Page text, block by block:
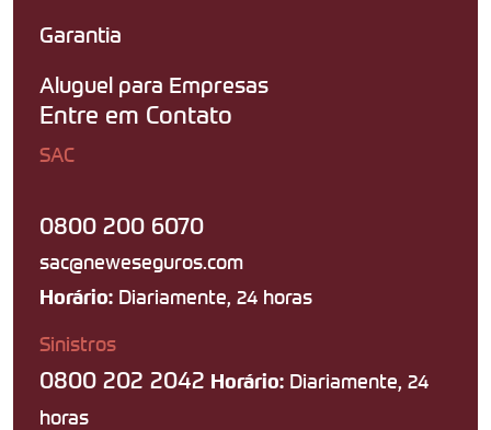
Garantia
Aluguel para Empresas
Entre em Contato
SAC
0800 200 6070
sac@neweseguros.com
Horário: Diariamente, 24 horas
Sinistros
0800 202 2042 Horário: Diariamente, 24
horas